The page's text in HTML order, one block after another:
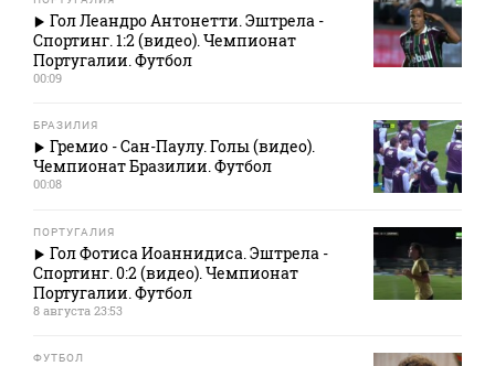
Гол Леандро Антонетти. Эштрела -
Спортинг. 1:2 (видео). Чемпионат
Португалии. Футбол
00:09
БРАЗИЛИЯ
Гремио - Сан-Паулу. Голы (видео).
Чемпионат Бразилии. Футбол
00:08
ПОРТУГАЛИЯ
Гол Фотиса Иоаннидиса. Эштрела -
Спортинг. 0:2 (видео). Чемпионат
Португалии. Футбол
8 августа 23:53
ФУТБОЛ